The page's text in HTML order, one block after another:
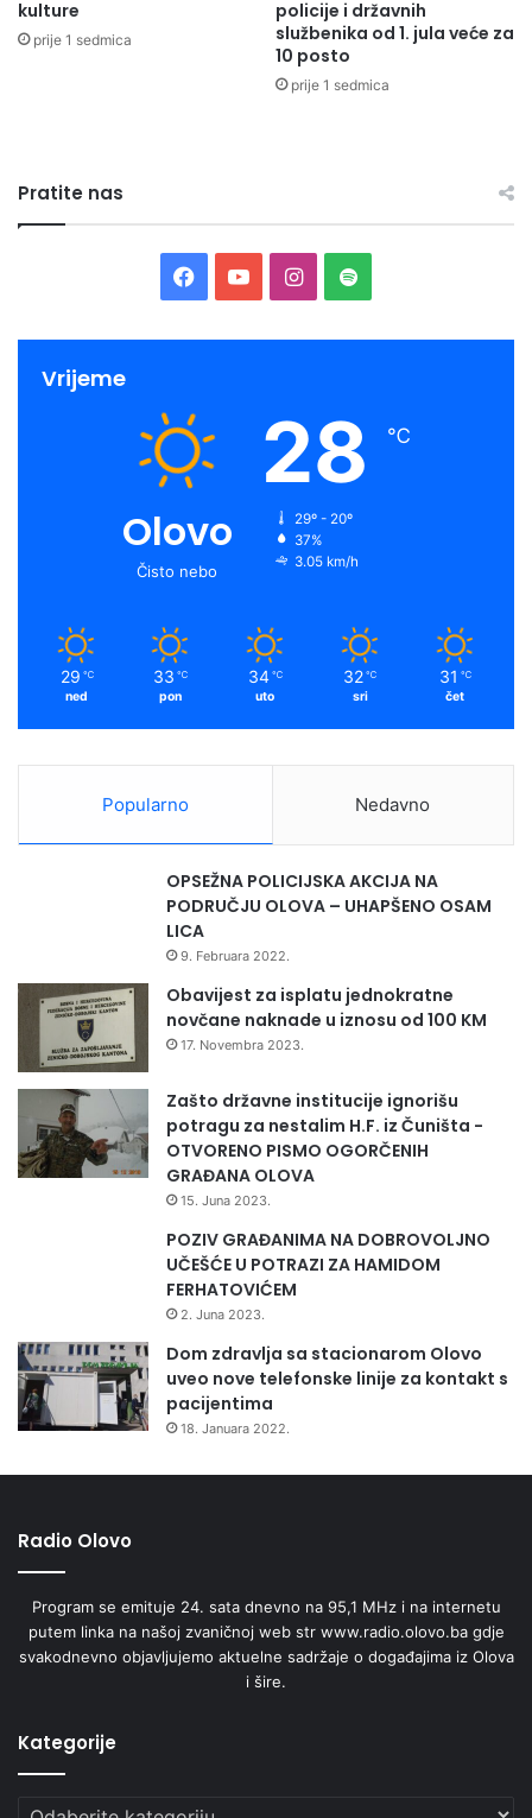
kulture
prije 1 sedmica
policije i državnih
službenika od 1. jula veće za
10 posto
prije 1 sedmica
Pratite nas
Facebook
YouTubeInstagram
Spotify
Vrijeme
Olovo
Čisto nebo
28 ℃
29º - 20º
37%
3.05 km/h
29 ℃
ned
33 ℃
pon
34 ℃
uto
32 ℃
sri
31 ℃
čet
Popularno Nedavno
OPSEŽNA POLICIJSKA AKCIJA NA
PODRUČJU OLOVA – UHAPŠENO OSAM
LICA
9. Februara 2022.
Obavijest za isplatu jednokratne
novčane naknade u iznosu od 100 KM
17. Novembra 2023.
Zašto državne institucije ignorišu
potragu za nestalim H.F. iz Čuništa -
OTVORENO PISMO OGORČENIH
GRAĐANA OLOVA
15. Juna 2023.
POZIV GRAĐANIMA NA DOBROVOLJNO
UČEŠĆE U POTRAZI ZA HAMIDOM
FERHATOVIĆEM
2. Juna 2023.
Dom zdravlja sa stacionarom Olovo
uveo nove telefonske linije za kontakt s
pacijentima
18. Januara 2022.
Radio Olovo
Program se emituje 24. sata dnevno na 95,1 MHz i na internetu
putem linka na našoj zvaničnoj web str www.radio.olovo.ba gdje
svakodnevno objavljujemo aktuelne sadržaje o događajima iz Olova
i šire.
Kategorije
Kategorije